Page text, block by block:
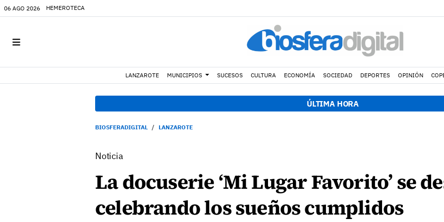
06 AGO 2026 HEMEROTECA
LANZAROTE MUNICIPIOS SUCESOS CULTURA ECONOMÍA SOCIEDAD DEPORTES OPINIÓN
ÚLTIMA HORA
BIOSFERADIGITAL LANZAROTE
Noticia
La docuserie ‘Mi Lugar Favorito’ se
celebrando los sueños cumplidos